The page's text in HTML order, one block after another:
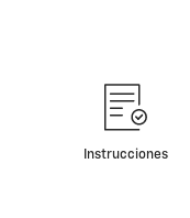
Instrucciones